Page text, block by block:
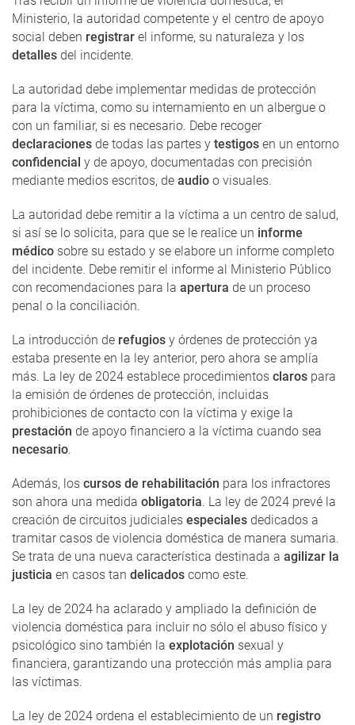
Ministerio, la autoridad competente y el centro de apoyo
social deben registrar el informe, su naturaleza y los
detalles del incidente.
La autoridad debe implementar medidas de protección
para la víctima, como su internamiento en un albergue o
con un familiar, si es necesario. Debe recoger
declaraciones de todas las partes y testigos en un entorno
confidencial y de apoyo, documentadas con precisión
mediante medios escritos, de audio o visuales.
La autoridad debe remitir a la víctima a un centro de salud,
si así se lo solicita, para que se le realice un informe
médico sobre su estado y se elabore un informe completo
del incidente. Debe remitir el informe al Ministerio Público
con recomendaciones para la apertura de un proceso
penal o la conciliación.
La introducción de refugios y órdenes de protección ya
estaba presente en la ley anterior, pero ahora se amplía
más. La ley de 2024 establece procedimientos claros para
la emisión de órdenes de protección, incluidas
prohibiciones de contacto con la víctima y exige la
prestación de apoyo financiero a la víctima cuando sea
necesario.
Además, los cursos de rehabilitación para los infractores
son ahora una medida obligatoria. La ley de 2024 prevé la
creación de circuitos judiciales especiales dedicados a
tramitar casos de violencia doméstica de manera sumaria.
Se trata de una nueva característica destinada a agilizar la
justicia en casos tan delicados como este.
La ley de 2024 ha aclarado y ampliado la definición de
violencia doméstica para incluir no sólo el abuso físico y
psicológico sino también la explotación sexual y
financiera, garantizando una protección más amplia para
las víctimas.
La ley de 2024 ordena el establecimiento de un registro